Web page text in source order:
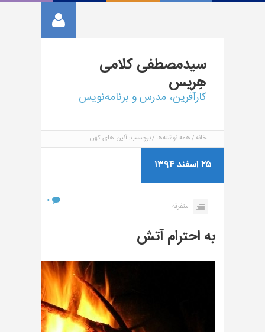
سیدمصطفیکلامی
هِریس
کارآفرین، مدرس و برنامه‌نویس
خانه همه نوشته‌ها برچسب: آئین های کهن
۲۵ اسفند ۱۳۹۴
متفرقه
۰
به احترام آتش